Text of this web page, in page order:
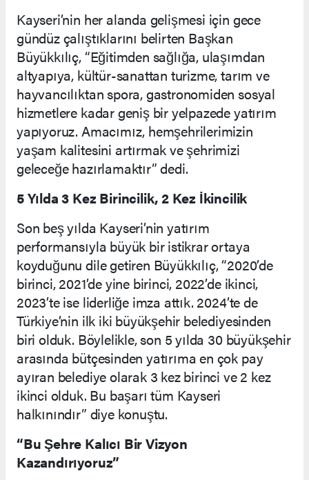
Kayseri’nin her alanda gelişmesi için gece
gündüz çalıştıklarını belirten Başkan
Büyükkılıç, “Eğitimden sağlığa, ulaşımdan
altyapıya, kültür-sanattan turizme, tarım ve
hayvancılıktan spora, gastronomiden sosyal
hizmetlere kadar geniş bir yelpazede yatırım
yapıyoruz. Amacımız, hemşehrilerimizin
yaşam kalitesini artırmak ve şehrimizi
geleceğe hazırlamaktır” dedi.
5 Yılda 3 Kez Birincilik, 2 Kez İkincilik
Son beş yılda Kayseri’nin yatırım
performansıyla büyük bir istikrar ortaya
koyduğunu dile getiren Büyükkılıç, “2020’de
birinci, 2021’de yine birinci, 2022’de ikinci,
2023’te ise liderliğe imza attık. 2024’te de
Türkiye’nin ilk iki büyükşehir belediyesinden
biri olduk. Böylelikle, son 5 yılda 30 büyükşehir
arasında bütçesinden yatırıma en çok pay
ayıran belediye olarak 3 kez birinci ve 2 kez
ikinci olduk. Bu başarı tüm Kayseri
halkınındır” diye konuştu.
“Bu Şehre Kalıcı Bir Vizyon
Kazandırıyoruz”